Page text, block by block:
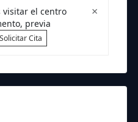
×
visitar el centro
previa
Solicitar Cita